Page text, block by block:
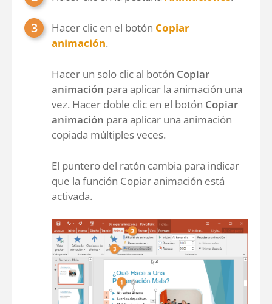
Hacer clic en el botón Copiar
animación.
Hacer un solo clic al botón Copiar
animación para aplicar la animación una
vez. Hacer doble clic en el botón Copiar
animación para aplicar una animación
copiada múltiples veces.
El puntero del ratón cambia para indicar
que la función Copiar animación está
activada.